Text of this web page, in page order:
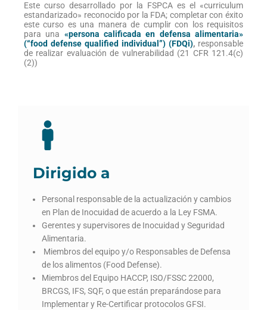
Este curso desarrollado por la FSPCA es el «curriculum
estandarizado» reconocido por la FDA; completar con éxito
este curso es una manera de cumplir con los requisitos
para una «persona calificada en defensa alimentaria»
(“food defense qualified individual”) (FDQi), responsable
de realizar evaluación de vulnerabilidad (21 CFR 121.4(c)
(2))
Dirigido a
Personal responsable de la actualización y cambios
en Plan de Inocuidad de acuerdo a la Ley FSMA.
Gerentes y supervisores de Inocuidad y Seguridad
Alimentaria.
Miembros del equipo y/o Responsables de Defensa
de los alimentos (Food Defense).
Miembros del Equipo HACCP, ISO/FSSC 22000,
BRCGS, IFS, SQF, o que están preparándose para
Implementar y Re-Certificar protocolos GFSI.